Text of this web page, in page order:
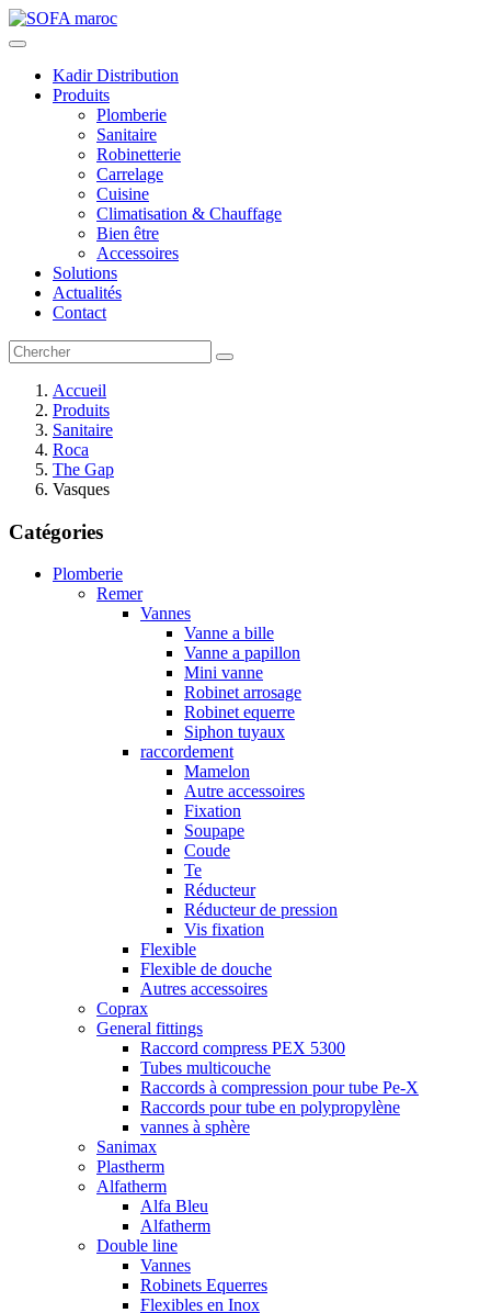
Kadir Distribution
Produits
Plomberie
Sanitaire
Robinetterie
Carrelage
Cuisine
Climatisation & Chauffage
Bien être
Accessoires
Solutions
Actualités
Contact
Accueil
Produits
Sanitaire
Roca
The Gap
Vasques
Catégories
Plomberie
Remer
Vannes
Vanne a bille
Vanne a papillon
Mini vanne
Robinet arrosage
Robinet equerre
Siphon tuyaux
raccordement
Mamelon
Autre accessoires
Fixation
Soupape
Coude
Te
Réducteur
Réducteur de pression
Vis fixation
Flexible
Flexible de douche
Autres accessoires
Coprax
General fittings
Raccord compress PEX 5300
Tubes multicouche
Raccords à compression pour tube Pe-X
Raccords pour tube en polypropylène
vannes à sphère
Sanimax
Plastherm
Alfatherm
Alfa Bleu
Alfatherm
Double line
Vannes
Robinets Equerres
Flexibles en Inox